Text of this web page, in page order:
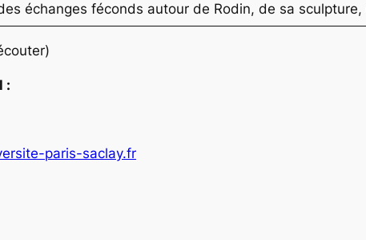
échanges féconds autour de Rodin, de sa
:
paris-saclay.fr